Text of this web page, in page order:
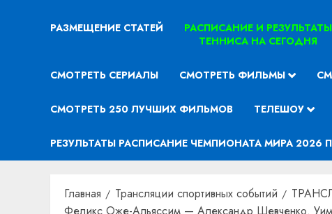
РАЗМЕЩЕНИЕ СТАТЕЙ
РАСПИСАНИЕ И РЕЗУЛЬТАТЫ
ТЕННИСА НА СЕГОДНЯ
СМОТРЕТЬ СЕРИАЛЫ СМОТРЕТЬ ФИЛЬМЫ
СМОТРЕТЬ 250 ЛУЧШИХ ФИЛЬМОВ ТЕЛЕШОУ
РЕЗУЛЬТАТЫ РАСПИСАНИЕ ЧЕМПИОНАТА МИРА 2026
Главная Трансляции спортивных событий